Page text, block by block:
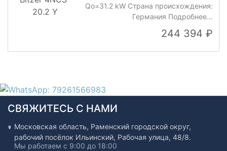
Qo=31.2 kW Страна происхождения:
Германия Подробнее...
244 394
СВЯЖИТЕСЬ С НАМИ
Московская область, Раменский городской округ,
рабочий посёлок Ильинский, Рабочая улица, 48/8.
Мы работаем с 9:00 до 18:00